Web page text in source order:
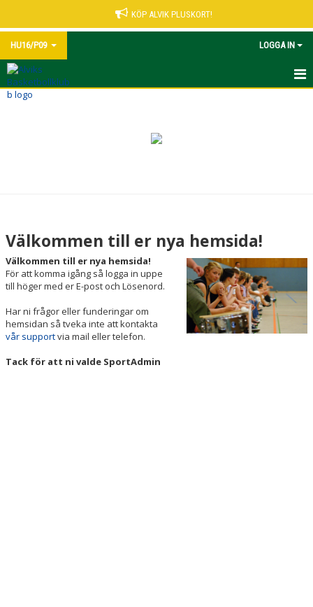
KÖP ALVIK PLUSKORT!
HU16/P09 LOGGA IN
HEM
DOKUMENT
KONTAKT
Välkommen till er nya hemsida!
Välkommen till er nya hemsida!
För att komma igång så logga in uppe
till höger med er E-post och Lösenord.
Har ni frågor eller funderingar om
hemsidan så tveka inte att kontakta
vår supportvia mail eller telefon.
Tack för att ni valde SportAdmin